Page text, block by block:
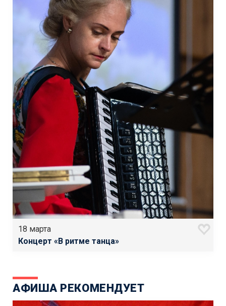
18 марта
Концерт «В ритме танца»
АФИША РЕКОМЕНДУЕТ